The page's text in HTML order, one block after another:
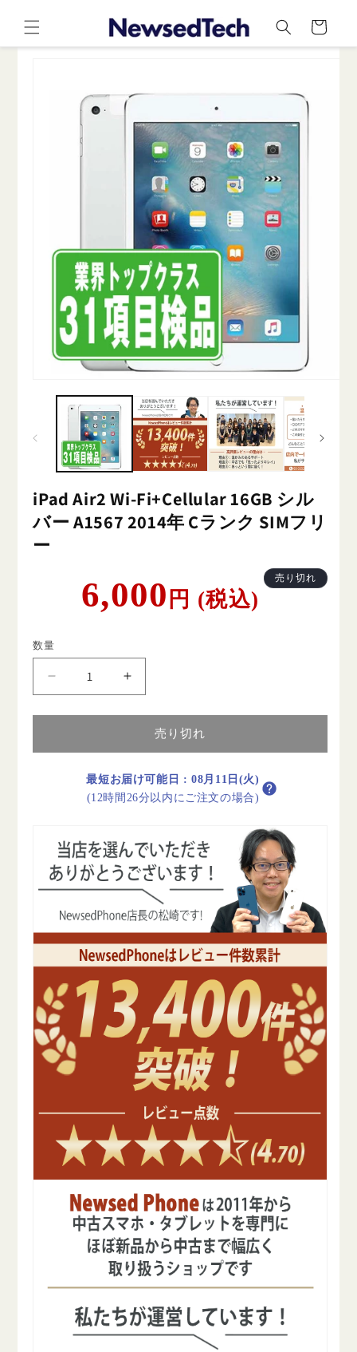
ンツに
進む
ー
ト
iPad Air2 Wi-Fi+Cellular 16GB シル
バー A1567 2014年 Cランク SIMフリ
ー
常
6,000 円 (税込)
売り切れ
数量
Air2
Wi-
16GB
A1567
2014
年
C
ラ
ン
SIM
フ
リ
ー
の
数
ら
す
iPad
Air2
Wi-
Fi+Cellular
16GB
ル
バ
A1567
2014
年
C
ラ
ン
ク
SIM
フ
リ
ー
の
数
量
や
売り切れ
最短お届け可能日 :08月11日(火)
(12時間26分以内にご注文の場合)